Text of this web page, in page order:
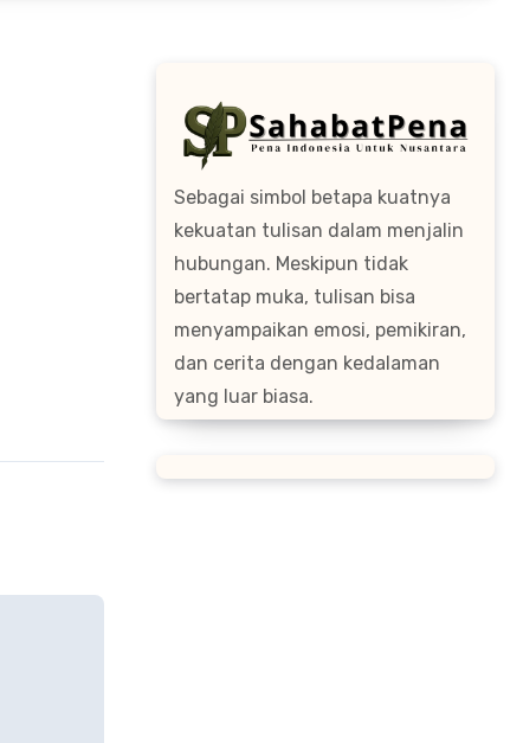
Sebagai simbol betapa kuatnya
kekuatan tulisan dalam menjalin
hubungan. Meskipun tidak
bertatap muka, tulisan bisa
menyampaikan emosi, pemikiran,
dan cerita dengan kedalaman
yang luar biasa.